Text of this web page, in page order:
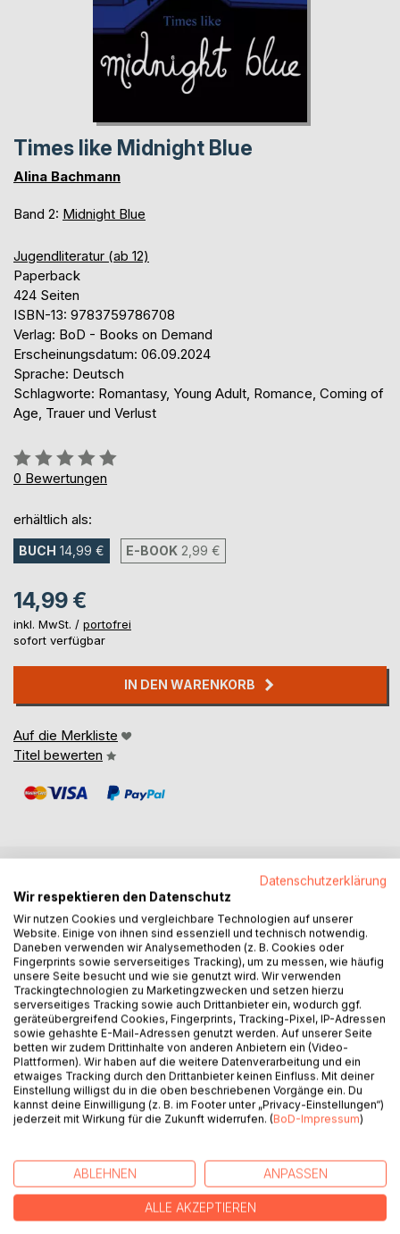
Times like Midnight Blue
Alina Bachmann
Band 2: Midnight Blue
Jugendliteratur (ab 12)
Paperback
424 Seiten
ISBN-13: 9783759786708
Verlag: BoD - Books on Demand
Erscheinungsdatum: 06.09.2024
Sprache: Deutsch
Schlagworte: Romantasy, Young Adult, Romance, Coming of
Age, Trauer und Verlust
Bewertung::
0%
0 Bewertungen
erhältlich als:
BUCH 14,99 € E-BOOK 2,99 €
14,99 €
inkl. MwSt. / portofrei
sofort verfügbar
IN DEN WARENKORB
Auf die Merkliste
Titel bewerten
BESCHREIBUNG
Seit der Nacht in der Villa hat sich einiges verändert.
Ramons Visionen sind wieder zurück und dieses Mal noch
unkontrollierbarer als jemals zuvor. Er ist also wieder ganz
am Anfang angekommen und leidet psychisch stark unter
dem plötzlichen Kontrollverlust.
Während er und Tim alles dafür tun, um Luna vor dem
sicheren Tod zu bewahren, muss sich diese mit ganz
anderen Problemen herumschlagen. In ihrem Jahrgang ist
ein neuer Schüler aufgetaucht, doch dieser ist kein
Und dann waren da noch die letzten Worte der Magier, die
androhten, dass diese wiederkommen würden und erst
dann aufgeben, wenn sie das bekommen haben, was sie
wollen.
Datenschutzerklärung
Wir respektieren den Datenschutz
Wir nutzen Cookies und vergleichbare Technologien auf unserer
Website. Einige von ihnen sind essenziell und technisch notwendig.
Daneben verwenden wir Analysemethoden (z. B. Cookies oder
Fingerprints sowie serverseitiges Tracking), um zu messen, wie häufig
unsere Seite besucht und wie sie genutzt wird. Wir verwenden
Trackingtechnologien zu Marketingzwecken und setzen hierzu
serverseitiges Tracking sowie auch Drittanbieter ein, wodurch ggf.
geräteübergreifend Cookies, Fingerprints, Tracking-Pixel, IP-Adressen
sowie gehashte E-Mail-Adressen genutzt werden. Auf unserer Seite
betten wir zudem Drittinhalte von anderen Anbietern ein (Video-
Plattformen). Wir haben auf die weitere Datenverarbeitung und ein
etwaiges Tracking durch den Drittanbieter keinen Einfluss. Mit deiner
Einstellung willigst du in die oben beschriebenen Vorgänge ein. Du
kannst deine Einwilligung (z. B. im Footer unter „Privacy-Einstellungen“)
jederzeit mit Wirkung für die Zukunft widerrufen. (BoD-Impressum)
ABLEHNEN ANPASSEN
ALLE AKZEPTIEREN